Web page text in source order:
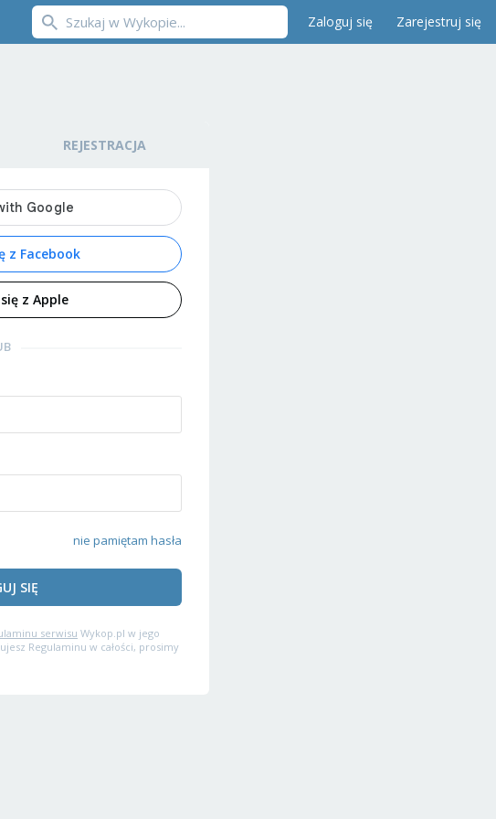
Zaloguj się Zarejestruj się
REJESTRACJA
z Facebook
z Apple
nie pamiętam hasła
SIĘ
serwisu Wykop.pl w jego
Regulaminu w całości, prosimy